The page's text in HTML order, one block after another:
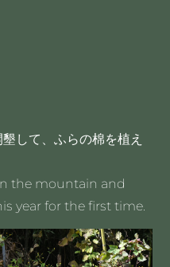
して、ふらの棉を植え
the mountain and
year for the first time.